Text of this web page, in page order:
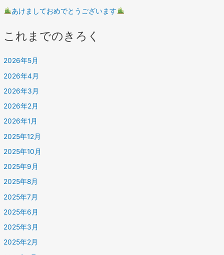
あけましておめでとうございます
これまでのきろく
2026年5月
2026年4月
2026年3月
2026年2月
2026年1月
2025年12月
2025年10月
2025年9月
2025年8月
2025年7月
2025年6月
2025年3月
2025年2月